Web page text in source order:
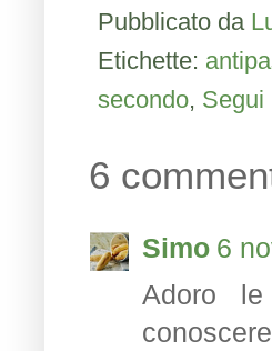
Pubblicato da
Etichette:
secondo, Segui
6
Simo 6
Adoro